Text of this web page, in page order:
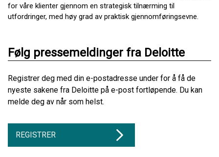
for våre klienter gjennom en strategisk tilnærming til
utfordringer, med høy grad av praktisk gjennomføringsevne.
Følg pressemeldinger fra Deloitte
Registrer deg med din e-postadresse under for å få de
nyeste sakene fra Deloitte på e-post fortløpende. Du kan
melde deg av når som helst.
REGISTRER